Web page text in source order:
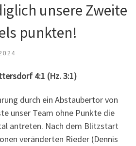
unsere Zweite
punkten!
4:1 (Hz. 3:1)
durch ein Abstaubertor von
unser Team ohne Punkte die
antreten. Nach dem Blitzstart
veränderten Rieder (Dennis